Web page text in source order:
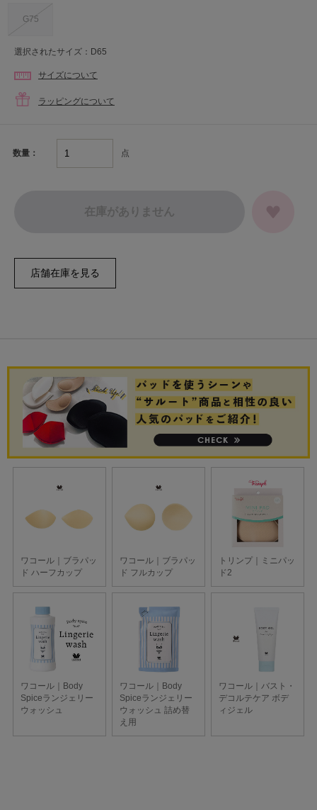
G75
選択されたサイズ：D65
サイズについて
ラッピングについて
数量： 点
在庫がありません